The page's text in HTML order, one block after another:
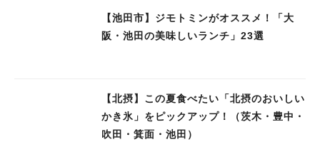
【池田市】ジモトミンがオススメ！「大
阪・池田の美味しいランチ」23選
【北摂】この夏食べたい「北摂のおいしい
かき氷」をピックアップ！（茨木・豊中・
吹田・箕面・池田）